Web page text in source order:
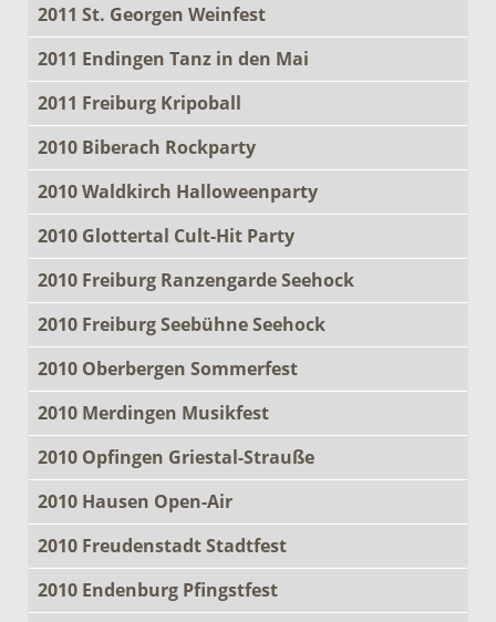
2011 St. Georgen Weinfest
2011 Endingen Tanz in den Mai
2011 Freiburg Kripoball
2010 Biberach Rockparty
2010 Waldkirch Halloweenparty
2010 Glottertal Cult-Hit Party
2010 Freiburg Ranzengarde Seehock
2010 Freiburg Seebühne Seehock
2010 Oberbergen Sommerfest
2010 Merdingen Musikfest
2010 Opfingen Griestal-Strauße
2010 Hausen Open-Air
2010 Freudenstadt Stadtfest
2010 Endenburg Pfingstfest